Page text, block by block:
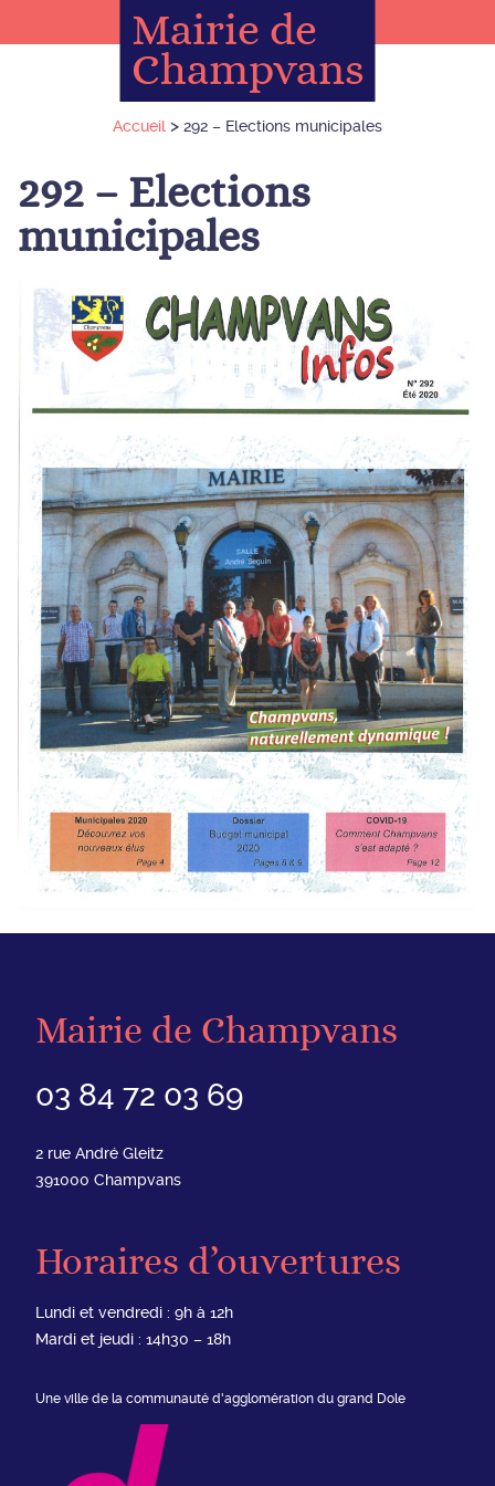
Mairie de
Champvans
Accueil > 292 – Elections municipales
292 – Elections
municipales
Mairie de Champvans
03 84 72 03 69
2 rue André Gleitz
391000 Champvans
Horaires d’ouvertures
Lundi et vendredi : 9h à 12h
Mardi et jeudi : 14h30 – 18h
Une ville de la communauté d'agglomération du grand Dole